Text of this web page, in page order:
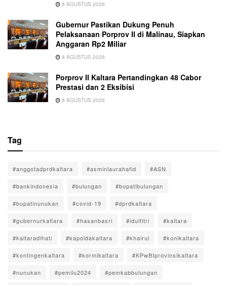
8 AGUSTUS 2026
Gubernur Pastikan Dukung Penuh
Pelaksanaan Porprov II di Malinau, Siapkan
Anggaran Rp2 Miliar
8 AGUSTUS 2026
Porprov II Kaltara Pertandingkan 48 Cabor
Prestasi dan 2 Eksibisi
8 AGUSTUS 2026
Tag
#anggotadprdkaltara #asminlaurahafid #ASN
#bankindonesia #bulungan #bupatibulungan
#bupatinunukan #covid-19 #dprdkaltara
#gubernurkaltara #hasanbasri #idulfitri #kaltara
#kaltaradihati #kapoldakaltara #khairul #konikaltara
#kontingenkaltara #kormikaltara #KPwBIprovinsikaltara
#nunukan #pemilu2024 #pemkabbulungan